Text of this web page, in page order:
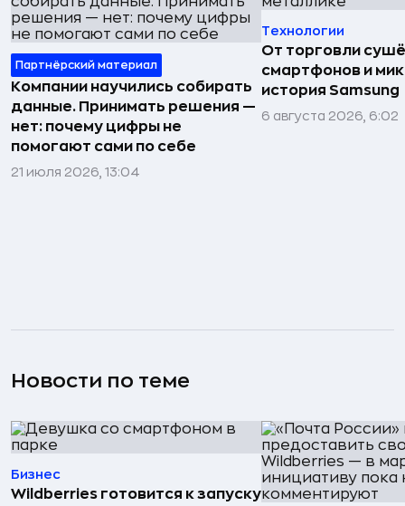
Партнёрский материал
Компании научились собирать
данные. Принимать решения —
нет: почему цифры не
помогают сами по себе
21 июля 2026, 13:04
Технологии
От торговли
смартфонов и
история Samsung
6 августа 2026, 6:02
Новости по теме
Бизнес
Wildberries готовится к запуску